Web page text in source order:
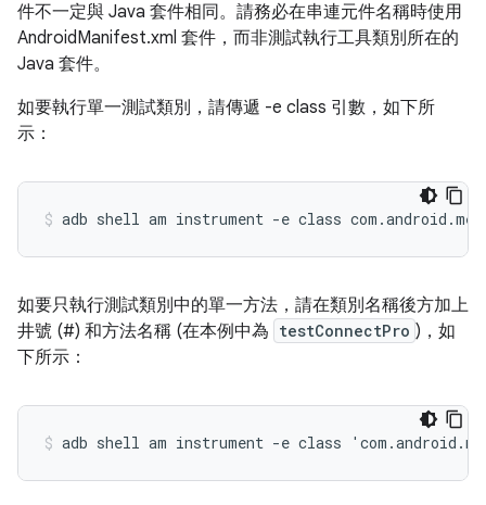
件不一定與 Java 套件相同。請務必在串連元件名稱時使用
AndroidManifest.xml 套件，而非測試執行工具類別所在的
Java 套件。
如要執行單一測試類別，請傳遞 -e class 引數，如下所
示：
如要只執行測試類別中的單一方法，請在類別名稱後方加上
井號 (#) 和方法名稱 (在本例中為 testConnectPro )，如
下所示：